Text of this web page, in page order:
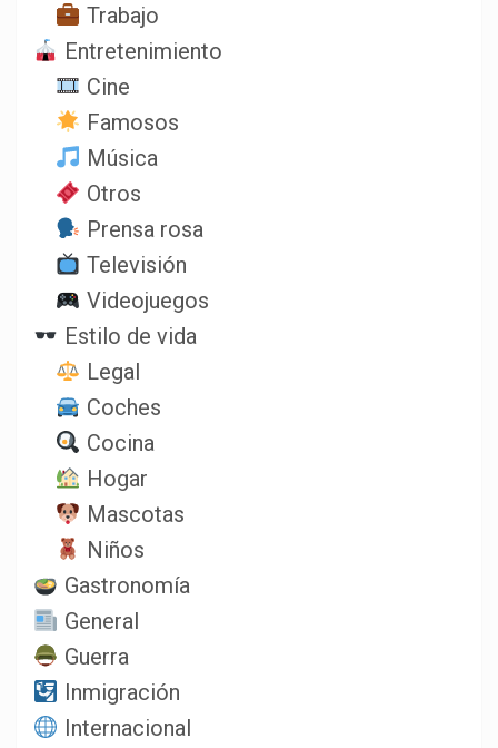
Trabajo
Entretenimiento
Cine
Famosos
Música
Otros
Prensa rosa
Televisión
Videojuegos
Estilo de vida
Legal
Coches
Cocina
Hogar
Mascotas
Niños
Gastronomía
General
Guerra
Inmigración
Internacional